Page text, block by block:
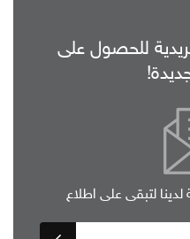
للحصول على
لدينا لتبقى على اطلاع